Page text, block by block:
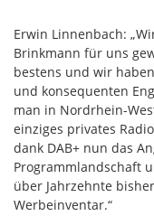
Erwin Linnenbach:
Brinkmann für uns
bestens und wir
und konsequenten
man in Nordrhein-
einziges privates
dank DAB+ nun das
Programmlandschaft
über Jahrzehnte
Werbeinventar.“